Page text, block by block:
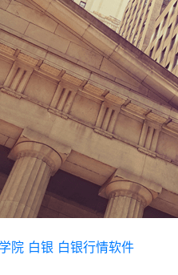
院 白银 白银行情软件